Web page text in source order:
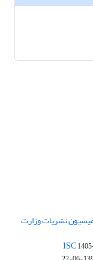
"بین المللی" در سال ۱۴۰۴ از کمیسیون نشریات وزارت